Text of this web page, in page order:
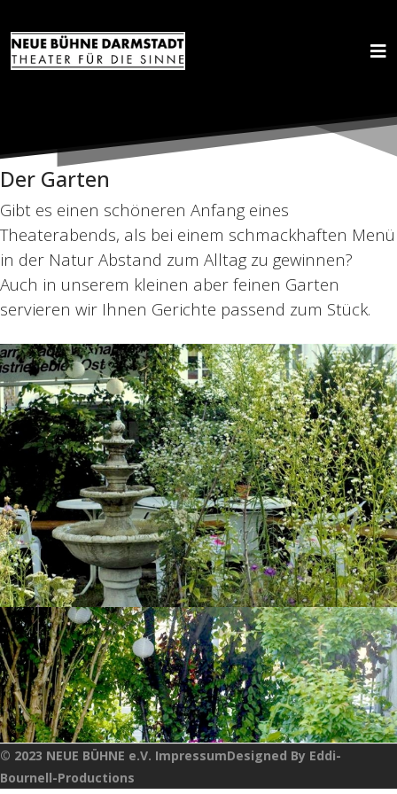
Der Garten
Gibt es einen schöneren Anfang eines
Theaterabends, als bei einem schmackhaften Menü
in der Natur Abstand zum Alltag zu gewinnen?
Auch in unserem kleinen aber feinen Garten
servieren wir Ihnen Gerichte passend zum Stück.
© 2023 NEUE BÜHNE e.V. ImpressumDesigned By Eddi-
Bournell-Productions